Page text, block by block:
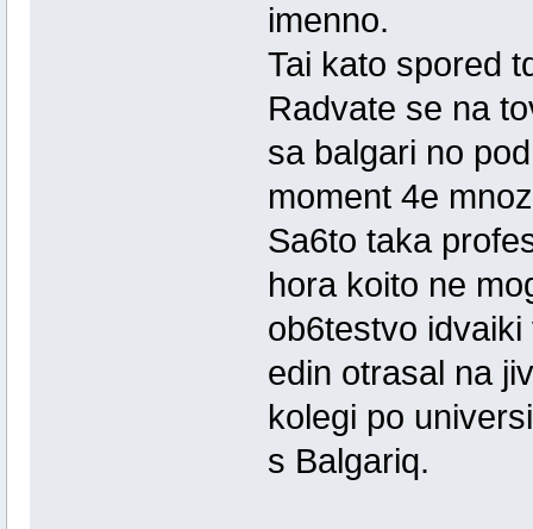
imenno.
Tai kato spored
Radvate se na
sa balgari no
moment 4e
Sa6to taka
hora koito ne
ob6testvo
edin otrasal na
kolegi po
s Balgariq.